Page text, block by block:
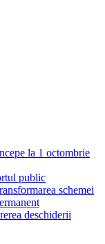
la 1 octombrie
public
schemei
deschiderii